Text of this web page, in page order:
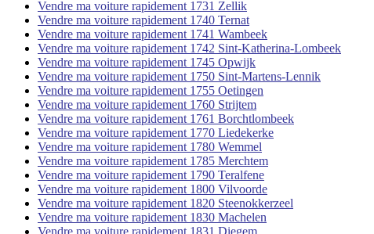
Vendre ma voiture rapidement 1731 Zellik
Vendre ma voiture rapidement 1740 Ternat
Vendre ma voiture rapidement 1741 Wambeek
Vendre ma voiture rapidement 1742 Sint-Katherina-Lombeek
Vendre ma voiture rapidement 1745 Opwijk
Vendre ma voiture rapidement 1750 Sint-Martens-Lennik
Vendre ma voiture rapidement 1755 Oetingen
Vendre ma voiture rapidement 1760 Strijtem
Vendre ma voiture rapidement 1761 Borchtlombeek
Vendre ma voiture rapidement 1770 Liedekerke
Vendre ma voiture rapidement 1780 Wemmel
Vendre ma voiture rapidement 1785 Merchtem
Vendre ma voiture rapidement 1790 Teralfene
Vendre ma voiture rapidement 1800 Vilvoorde
Vendre ma voiture rapidement 1820 Steenokkerzeel
Vendre ma voiture rapidement 1830 Machelen
Vendre ma voiture rapidement 1831 Diegem